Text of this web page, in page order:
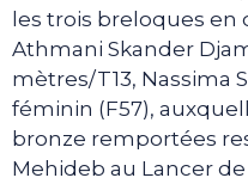
les trois breloques en
Athmani Skander
mètres/T13, Nassima
féminin (F57),
bronze remportées
Mehideb au Lancer